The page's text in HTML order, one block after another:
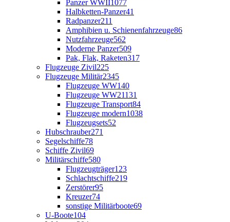
Panzer WWII1077
Halbketten-Panzer41
Radpanzer211
Amphibien u. Schienenfahrzeuge86
Nutzfahrzeuge562
Moderne Panzer509
Pak, Flak, Raketen317
Flugzeuge Zivil225
Flugzeuge Militär2345
Flugzeuge WW140
Flugzeuge WW21131
Flugzeuge Transport84
Flugzeuge modern1038
Flugzeugsets52
Hubschrauber271
Segelschiffe78
Schiffe Zivil69
Militärschiffe580
Flugzeugträger123
Schlachtschiffe219
Zerstörer95
Kreuzer74
sonstige Militärboote69
U-Boote104